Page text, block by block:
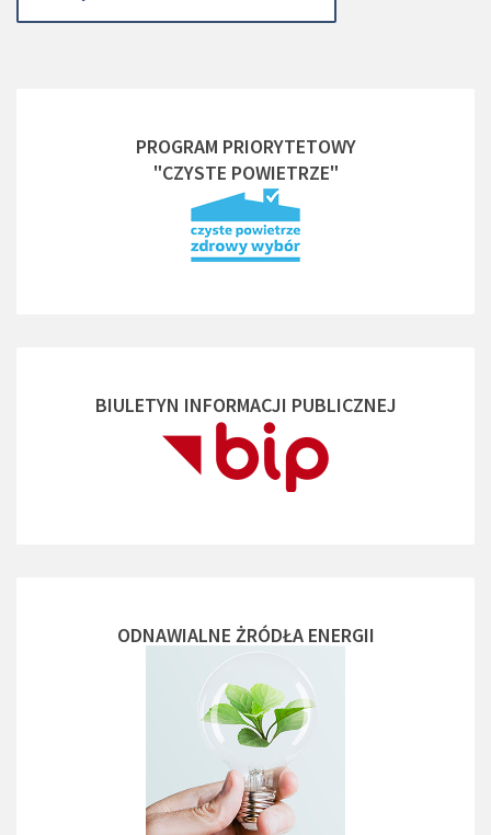
PROGRAM PRIORYTETOWY
"CZYSTE POWIETRZE"
BIULETYN INFORMACJI PUBLICZNEJ
ODNAWIALNE ŻRÓDŁA ENERGII